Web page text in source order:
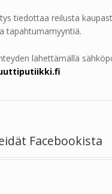
tiedottaa reilusta
tapahtumamyyntiä.
lähettämällä
Facebookista